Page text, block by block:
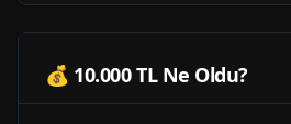
💰 10.000 TL Ne Oldu?